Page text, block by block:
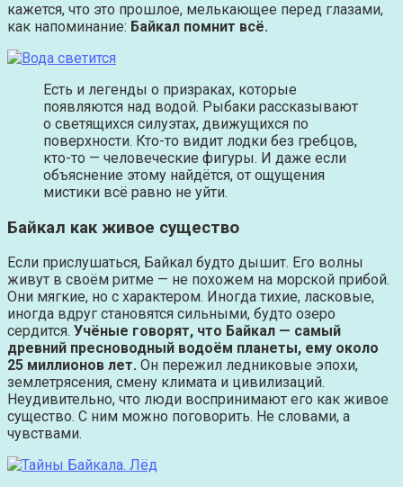
кажется, что это прошлое, мелькающее перед глазами,
как напоминание: Байкал помнит всё.
Есть и легенды о призраках, которые
появляются над водой. Рыбаки рассказывают
о светящихся силуэтах, движущихся по
поверхности. Кто-то видит лодки без гребцов,
кто-то — человеческие фигуры. И даже если
объяснение этому найдётся, от ощущения
мистики всё равно не уйти.
Байкал как живое существо
Если прислушаться, Байкал будто дышит. Его волны
живут в своём ритме — не похожем на морской прибой.
Они мягкие, но с характером. Иногда тихие, ласковые,
иногда вдруг становятся сильными, будто озеро
сердится. Учёные говорят, что Байкал — самый
древний пресноводный водоём планеты, ему около
25 миллионов лет. Он пережил ледниковые эпохи,
землетрясения, смену климата и цивилизаций.
Неудивительно, что люди воспринимают его как живое
существо. С ним можно поговорить. Не словами, а
чувствами.